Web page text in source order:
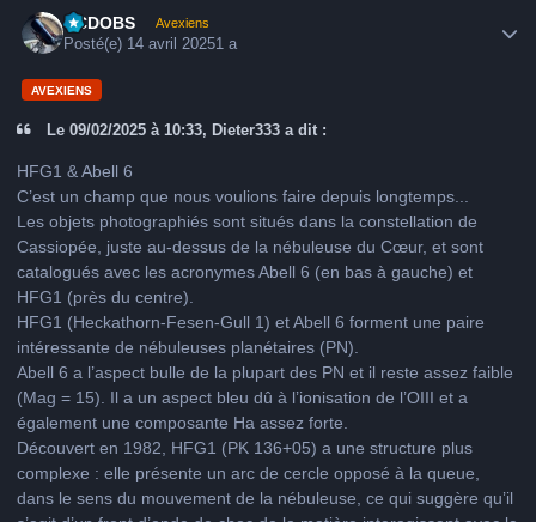
CCDOBS Avexiens
Posté(e) 14 avril 20251 a
AVEXIENS
Le 09/02/2025 à 10:33, Dieter333 a dit :
HFG1 & Abell 6
C’est un champ que nous voulions faire depuis longtemps...
Les objets photographiés sont situés dans la constellation de
Cassiopée, juste au-dessus de la nébuleuse du Cœur, et sont
catalogués avec les acronymes Abell 6 (en bas à gauche) et
HFG1 (près du centre).
HFG1 (Heckathorn-Fesen-Gull 1) et Abell 6 forment une paire
intéressante de nébuleuses planétaires (PN).
Abell 6 a l’aspect bulle de la plupart des PN et il reste assez faible
(Mag = 15). Il a un aspect bleu dû à l’ionisation de l’OIII et a
également une composante Ha assez forte.
Découvert en 1982, HFG1 (PK 136+05) a une structure plus
complexe : elle présente un arc de cercle opposé à la queue,
dans le sens du mouvement de la nébuleuse, ce qui suggère qu’il